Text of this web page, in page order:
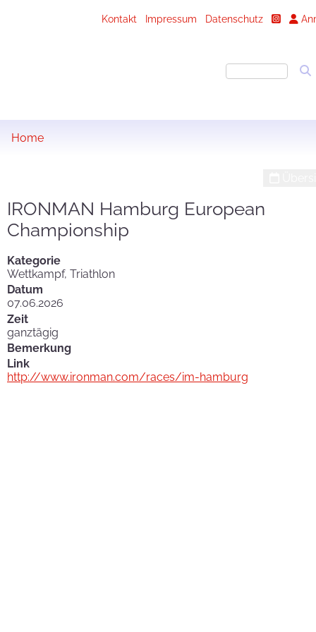
Kontakt Impressum Datenschutz
Home
IRONMAN Hamburg European
Championship
Kategorie
Wettkampf, Triathlon
Datum
07.06.2026
Zeit
ganztägig
Bemerkung
Link
http://www.ironman.com/races/im-hamburg